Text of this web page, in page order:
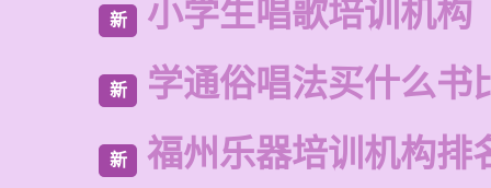
新 小学生唱歌培训机构
新 学通俗唱法买什么书
新 福州乐器培训机构排